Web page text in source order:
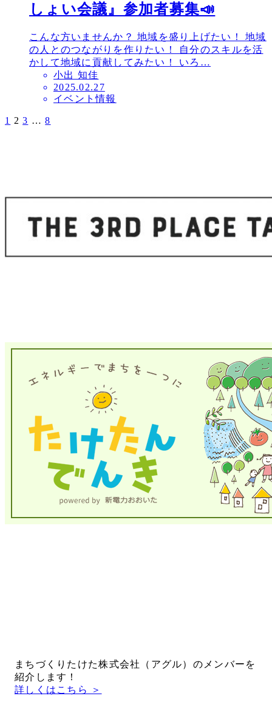
しょい会議』参加者募集📣
こんな方いませんか？ 地域を盛り上げたい！ 地域
の人とのつながりを作りたい！ 自分のスキルを活
かして地域に貢献してみたい！ いろ…
小出 知佳
投
稿
2025.02.27
イベント情報
投
ー
り
1 2 3 … 8
まちづくりたけた株式会社（アグル）のメンバーを
紹介します！
詳しくはこちら ＞